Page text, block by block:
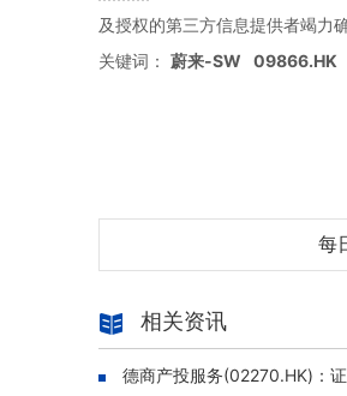
及授权的第三方信息提供者竭力
关键词： 蔚来-SW 09866.HK
每
相关资讯
德商产投服务(02270.HK)：